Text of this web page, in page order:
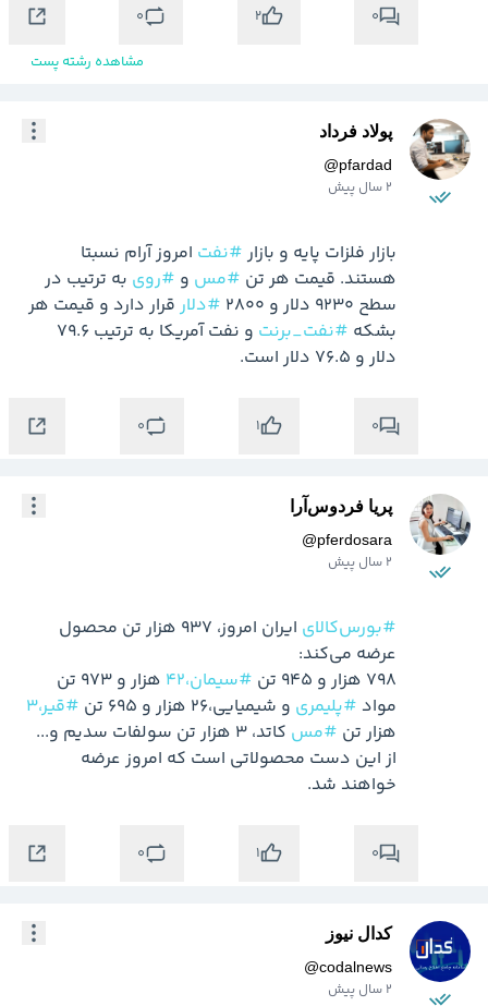
0
2
0
مشاهده رشته پست
پولاد فرداد
@pfardad
2 سال پیش
بازار فلزات پایه و بازار #نفت
هستند. قیمت هر تن #مس و #روی
سطح 9230 دلار و 2800
#دلار
بشکه #نفت_برنت
دلار و 76.5 دلار است.
0
1
0
پریا فردوس‌آرا
@pferdosara
2 سال پیش
#بورس‌کالای
۷۹۸ هزار و ۹۴۵ تن
#سیمان،۴۲
مواد #پلیمری و شیمیایی،۲۶ هزار و ۶۹۵ تن
#قیر،۳
هزار تن #مس
خواهند شد.
0
1
0
کدال نیوز
@codalnews
2 سال پیش